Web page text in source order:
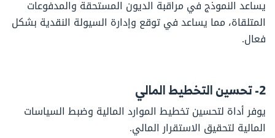
يساعد النموذج في مراقبة الديون المستحقة والمدفوعات
المتلقاة، مما يساعد في توقع وإدارة السيولة النقدية بشكل
فعال.
2- تحسين التخطيط المالي
يوفر أداة لتحسين تخطيط الموارد المالية وضبط السياسات
المالية لتحقيق الاستقرار المالي.